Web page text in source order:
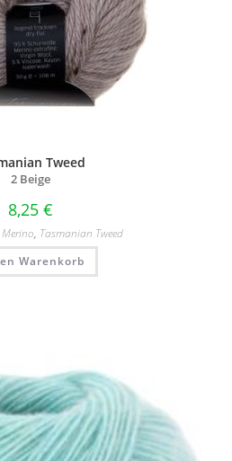
Tweed
2 Beige
8,25 €
Merino, Tasmanian Tweed
Warenkorb